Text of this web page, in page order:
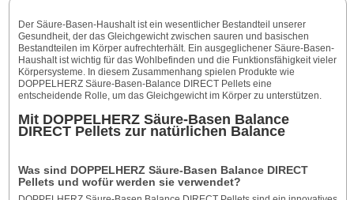
Der Säure-Basen-Haushalt ist ein wesentlicher Bestandteil unserer
Gesundheit, der das Gleichgewicht zwischen sauren und basischen
Bestandteilen im Körper aufrechterhält. Ein ausgeglichener Säure-Basen-
Haushalt ist wichtig für das Wohlbefinden und die Funktionsfähigkeit vieler
Körpersysteme. In diesem Zusammenhang spielen Produkte wie
DOPPELHERZ Säure-Basen-Balance DIRECT Pellets eine
entscheidende Rolle, um das Gleichgewicht im Körper zu unterstützen.
Mit DOPPELHERZ Säure-Basen Balance
DIRECT Pellets zur natürlichen Balance
Was sind DOPPELHERZ Säure-Basen Balance DIRECT
Pellets und wofür werden sie verwendet?